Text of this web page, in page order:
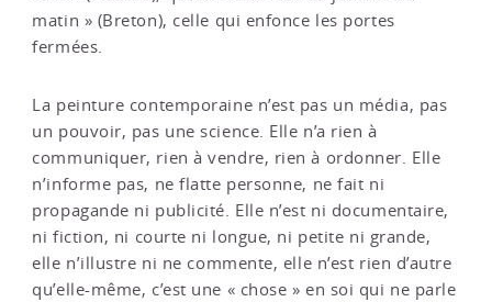
matin » (Breton), celle qui enfonce les portes
fermées.
La peinture contemporaine n’est pas un média, pas
un pouvoir, pas une science. Elle n’a rien à
communiquer, rien à vendre, rien à ordonner. Elle
n’informe pas, ne flatte personne, ne fait ni
propagande ni publicité. Elle n’est ni documentaire,
ni fiction, ni courte ni longue, ni petite ni grande,
elle n’illustre ni ne commente, elle n’est rien d’autre
qu’elle-même, c’est une « chose » en soi qui ne parle